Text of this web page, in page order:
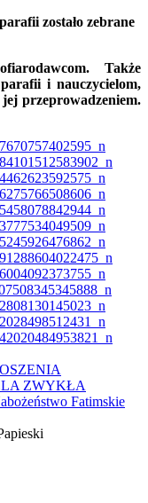
zostało zebrane
Także
i nauczycielom,
przeprowadzeniem.
ZWYKŁA
Fatimskie